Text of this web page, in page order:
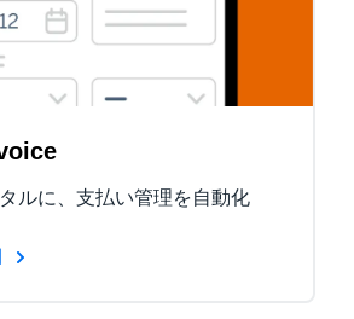
ルに、支払い管理を自動化